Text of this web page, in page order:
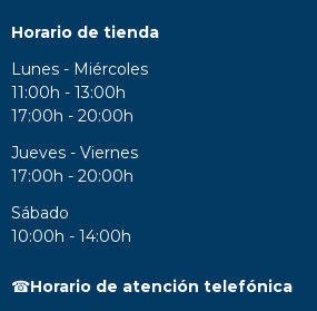
Horario de tienda
Lunes - Miércoles
11:00h - 13:00h
17:00h - 20:00h
Jueves - Viernes
17:00h - 20:00h
Sábado
10:00h - 14:00h
☎Horario de atención telefónica